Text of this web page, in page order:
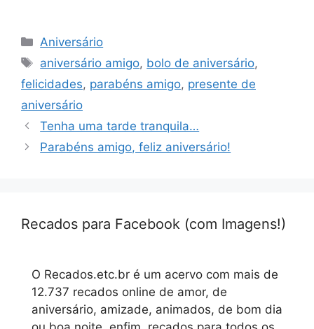
Categorias
Aniversário
Tags
aniversário amigo, bolo de aniversário,
felicidades, parabéns amigo, presente de
aniversário
Tenha uma tarde tranquila…
Parabéns amigo, feliz aniversário!
Recados para Facebook (com Imagens!)
O Recados.etc.br é um acervo com mais de
12.737 recados online de amor, de
aniversário, amizade, animados, de bom dia